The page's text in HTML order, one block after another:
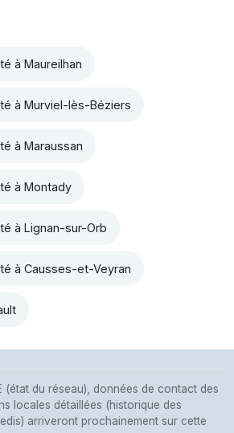
à Maureilhan
à Murviel-lès-Béziers
à Maraussan
à Montady
à Lignan-sur-Orb
à Causses-et-Veyran
(état du réseau), données de contact des
locales détaillées (historique des
arriveront prochainement sur cette